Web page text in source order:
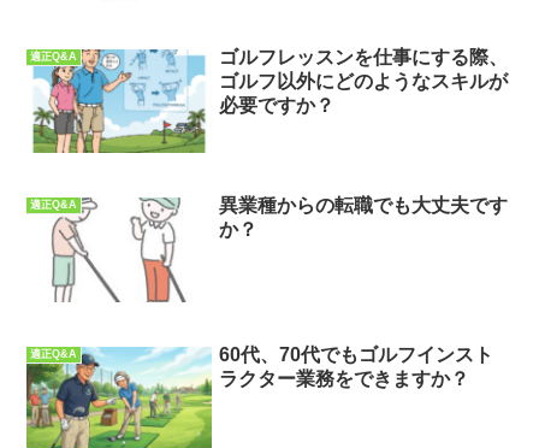
適正Q&A
ゴルフレッスンを仕事にする際、
ゴルフ以外にどのようなスキルが
必要ですか？
適正Q&A
異業種からの転職でも大丈夫です
か？
適正Q&A
60代、70代でもゴルフインスト
ラクター業務をできますか？